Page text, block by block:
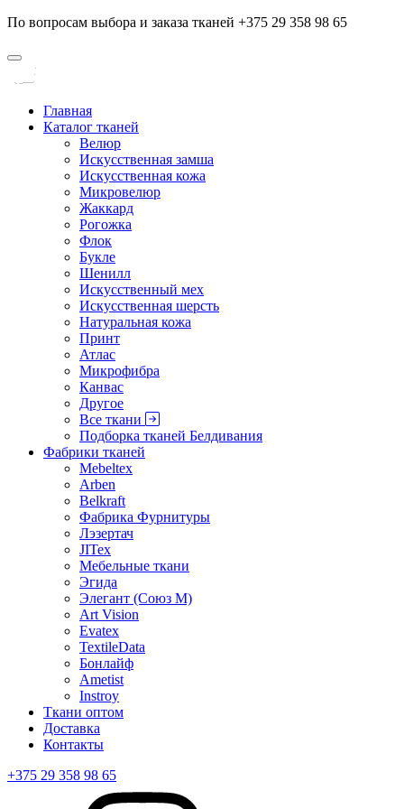
По вопросам выбора и заказа тканей +375 29 358 98 65
Главная
Каталог тканей
Велюр
Искусственная замша
Искусственная кожа
Микровелюр
Жаккард
Рогожка
Флок
Букле
Шенилл
Искусственный мех
Искусственная шерсть
Натуральная кожа
Принт
Атлас
Микрофибра
Канвас
Другое
Все ткани
Подборка тканей Белдивания
Фабрики тканей
Mebeltex
Arben
Belkraft
Фабрика Фурнитуры
Лэзертач
JITex
Мебельные ткани
Эгида
Элегант (Союз М)
Art Vision
Evatex
TextileData
Бонлайф
Ametist
Instroy
Ткани оптом
Доставка
Контакты
+375 29 358 98 65